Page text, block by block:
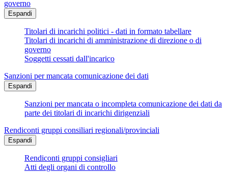
governo
Espandi
Titolari di incarichi politici - dati in formato tabellare
Titolari di incarichi di amministrazione di direzione o di
governo
Soggetti cessati dall'incarico
Sanzioni per mancata comunicazione dei dati
Espandi
Sanzioni per mancata o incompleta comunicazione dei dati da
parte dei titolari di incarichi dirigenziali
Rendiconti gruppi consiliari regionali/provinciali
Espandi
Rendiconti gruppi consigliari
Atti degli organi di controllo